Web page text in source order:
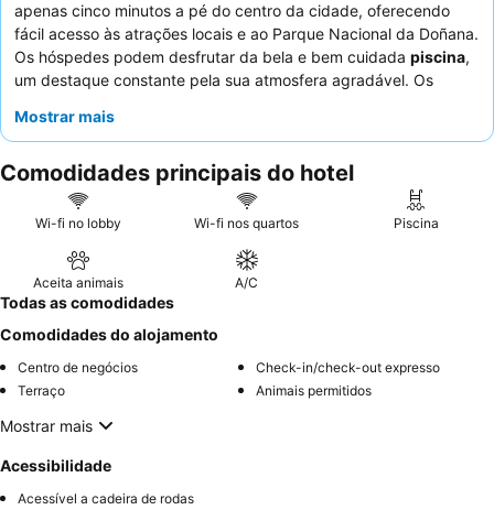
apenas cinco minutos a pé do centro da cidade, oferecendo
fácil acesso às atrações locais e ao Parque Nacional da Doñana.
Os hóspedes podem desfrutar da bela e bem cuidada piscina,
um destaque constante pela sua atmosfera agradável. Os
frequentemente elogiados pelo seu serviço acolhedor,
considere solicitar um quarto com vista para o jardim.
Mostrar mais
Comodidades principais do hotel
Wi-fi no lobby Wi-fi nos quartos Piscina
Aceita animais A/C
Todas as comodidades
Comodidades do alojamento
Centro de negócios
Check-in/check-out expresso
Terraço
Animais permitidos
Mostrar mais
Acessibilidade
Acessível a cadeira de rodas